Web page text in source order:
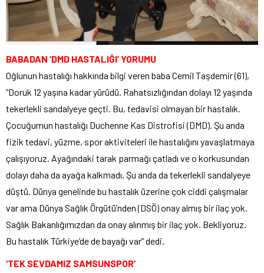
BABADAN ‘DMD HASTALIĞI’ YORUMU
Oğlunun hastalığı hakkında bilgi veren baba Cemil Taşdemir (61),
“Doruk 12 yaşına kadar yürüdü. Rahatsızlığından dolayı 12 yaşında
tekerlekli sandalyeye geçti. Bu, tedavisi olmayan bir hastalık.
Çocuğumun hastalığı Duchenne Kas Distrofisi (DMD). Şu anda
fizik tedavi, yüzme, spor aktiviteleri ile hastalığını yavaşlatmaya
çalışıyoruz. Ayağındaki tarak parmağı çatladı ve o korkusundan
dolayı daha da ayağa kalkmadı. Şu anda da tekerlekli sandalyeye
düştü. Dünya genelinde bu hastalık üzerine çok ciddi çalışmalar
var ama Dünya Sağlık Örgütü’nden (DSÖ) onay almış bir ilaç yok.
Sağlık Bakanlığımızdan da onay alınmış bir ilaç yok. Bekliyoruz.
Bu hastalık Türkiye’de de bayağı var” dedi.
‘TEK SEVDAMIZ SAMSUNSPOR’